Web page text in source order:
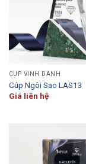
CÚP VINH DANH
Cúp Ngôi Sao LAS13
Giá liên hệ